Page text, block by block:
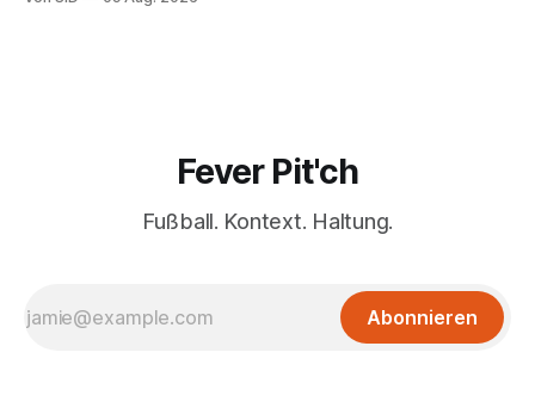
Fever Pit'ch
Fußball. Kontext. Haltung.
Abonnieren